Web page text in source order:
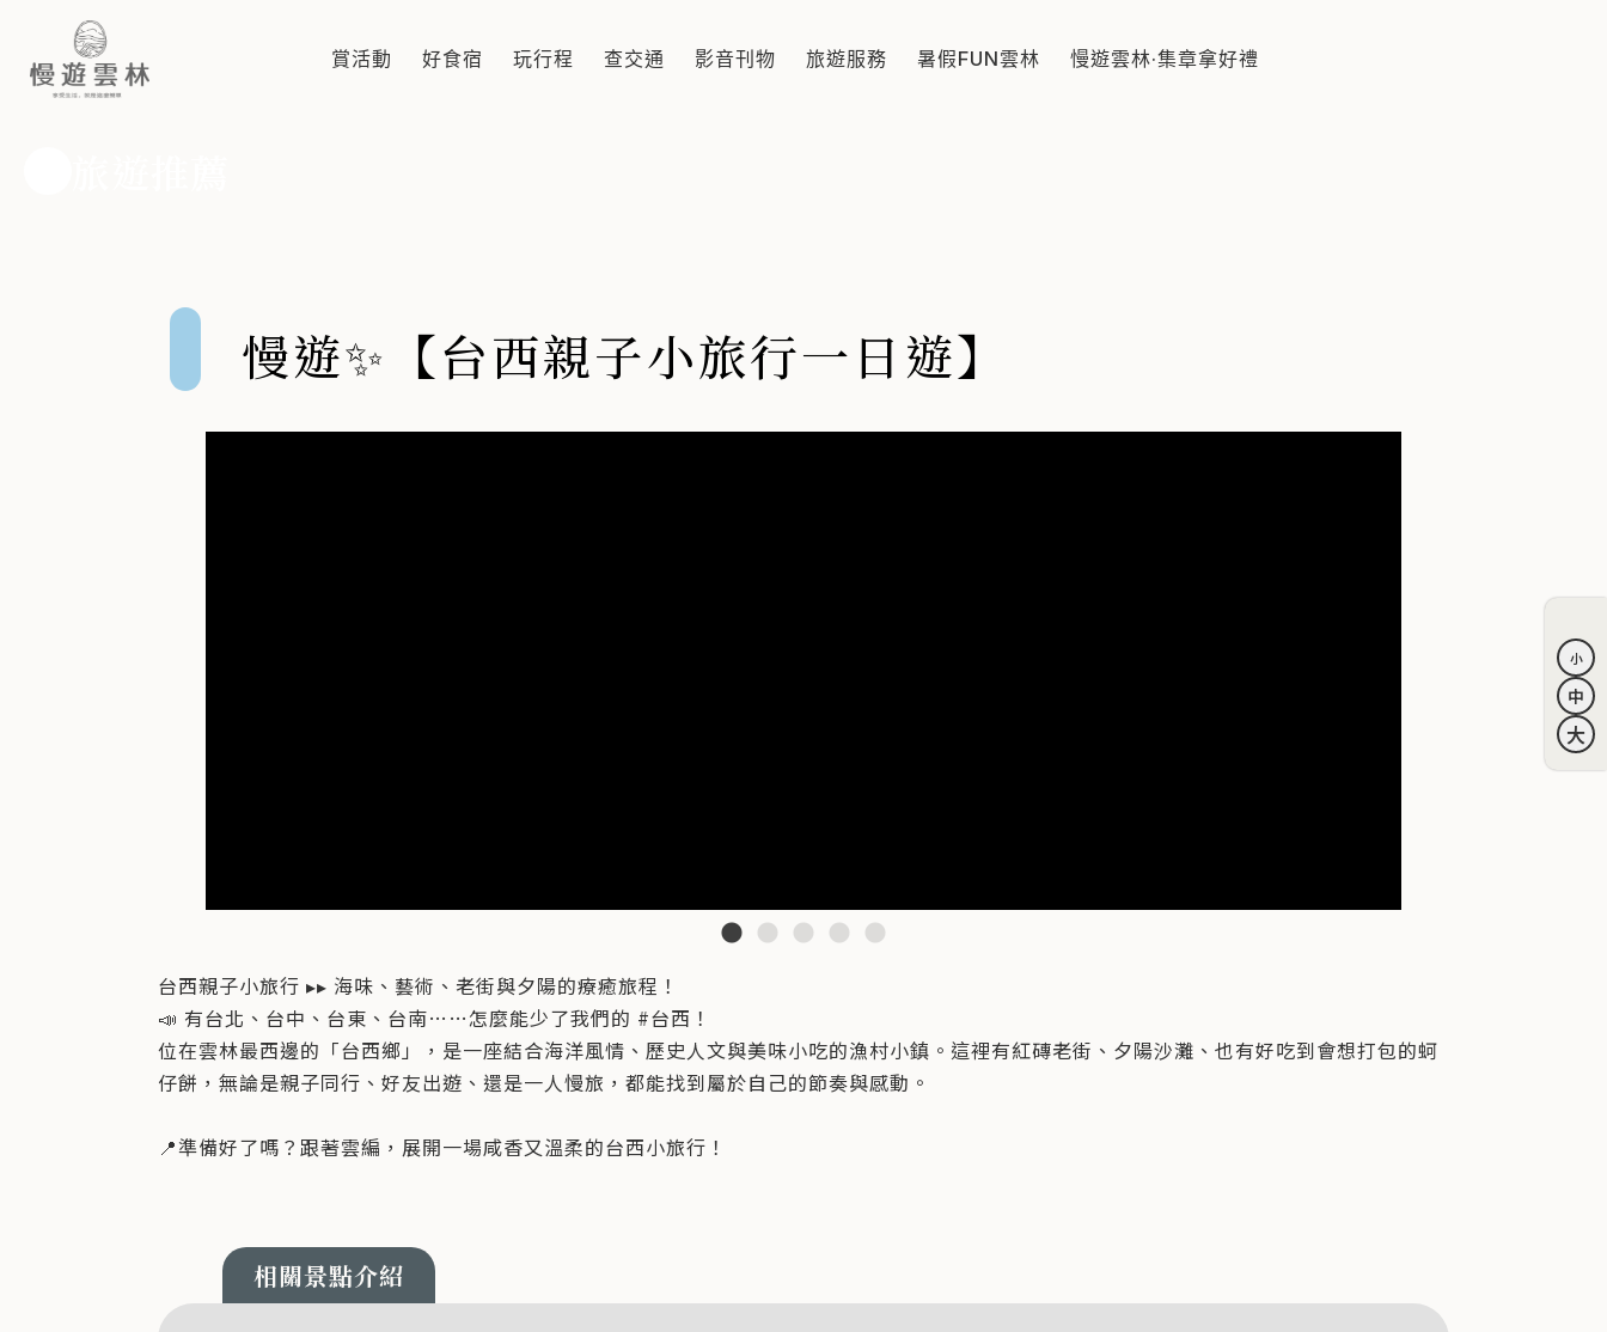
慢遊✨【台西親子小旅行一日遊】
台西親子小旅行 ▸▸ 海味、藝術、老街與夕陽的療癒旅程！📣 有台北、台中、台東、台南……怎麼能少了我們的 #台西！位在雲林最西邊的「台西鄉」，是一座結合海洋風情、
賞活動 好食宿 玩行程 查交通 影音刊物 旅遊服務 暑假FUN雲林 慢遊雲林·集章拿好禮
慢遊✨【台西親子小旅行一日遊】
台西親子小旅行 ▸▸ 海味、藝術、老街與夕陽的療癒旅程！
📣 有台北、台中、台東、台南……怎麼能少了我們的 #台西！
位在雲林最西邊的「台西鄉」，是一座結合海洋風情、歷史人文與美味小吃的漁村小鎮。這裡有紅磚老街、夕陽沙灘、也有好吃到會想打包的蚵
仔餅，無論是親子同行、好友出遊、還是一人慢旅，都能找到屬於自己的節奏與感動。
📍準備好了嗎？跟著雲編，展開一場咸香又溫柔的台西小旅行！